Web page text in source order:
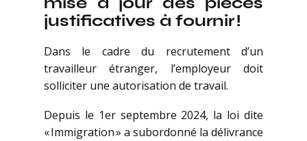
justificatives à fournir !
Dans le cadre du recrutement d’un
travailleur étranger, l’employeur doit
solliciter une autorisation de travail.
Depuis le 1er septembre 2024, la loi dite
« Immigration » a subordonné la délivrance